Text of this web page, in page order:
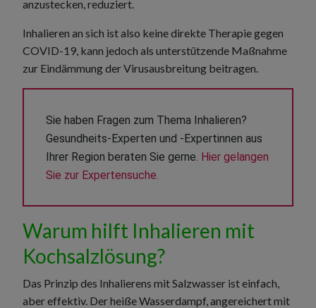
anzustecken, reduziert.
Inhalieren an sich ist also keine direkte Therapie gegen
COVID-19, kann jedoch als unterstützende Maßnahme
zur Eindämmung der Virusausbreitung beitragen.
Sie haben Fragen zum Thema Inhalieren?
Gesundheits-Experten und -Expertinnen aus
Ihrer Region beraten Sie gerne. Hier gelangen
Sie zur Expertensuche.
Warum hilft Inhalieren mit
Kochsalzlösung?
Das Prinzip des Inhalierens mit Salzwasser ist einfach,
aber effektiv. Der heiße Wasserdampf, angereichert mit